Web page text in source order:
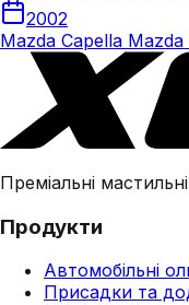
2002
Mazda Capella Mazda
Преміальні
Продукти
Автомобільні
Присадки та